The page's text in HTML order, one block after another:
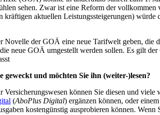
sehen. Zwar ist eine Reform der
kräftigen aktuellen Leistungssteigerungen)
Novelle der GOÄ eine neue Tarifwelt geben, die
neue GOÄ umgestellt werden sollen. Es gilt
und möchten Sie ihn (weiter-)lesen?
können Sie diesen und viele
(AboPlus Digital) ergänzen können, oder
kostengünstig ausprobieren können.